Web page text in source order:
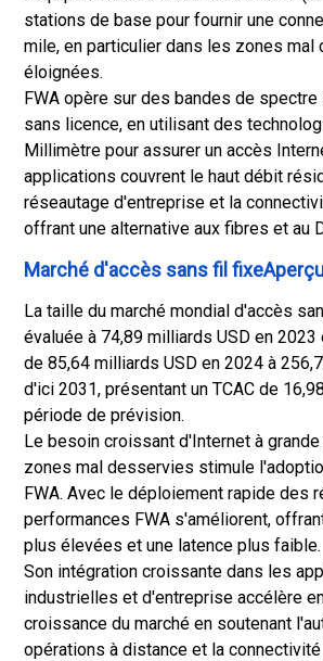
stations de base pour fournir une
mile, en particulier dans les zones
éloignées.
FWA opère sur des bandes de
sans licence, en utilisant des
Millimètre pour assurer un accès
applications couvrent le haut débit
réseautage d'entreprise et la
offrant une alternative aux fibres et au
Marché d'accès sans fil
La taille du marché mondial d'accès
évaluée à 74,89 milliards USD en
de 85,64 milliards USD en 2024 à
d'ici 2031, présentant un TCAC de
période de prévision.
Le besoin croissant d'Internet à
zones mal desservies stimule
FWA. Avec le déploiement rapide des
performances FWA s'améliorent,
plus élevées et une latence plus faible.
Son intégration croissante dans les
industrielles et d'entreprise accélère
croissance du marché en soutenant
opérations à distance et la connectivité